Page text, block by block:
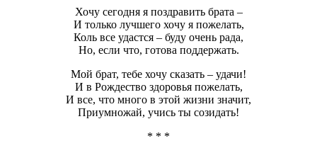
Хочу сегодня я поздравить брата –
И только лучшего хочу я пожелать,
Коль все удастся – буду очень рада,
Но, если что, готова поддержать.
Мой брат, тебе хочу сказать – удачи!
И в Рождество здоровья пожелать,
И все, что много в этой жизни значит,
Приумножай, учись ты созидать!
* * *